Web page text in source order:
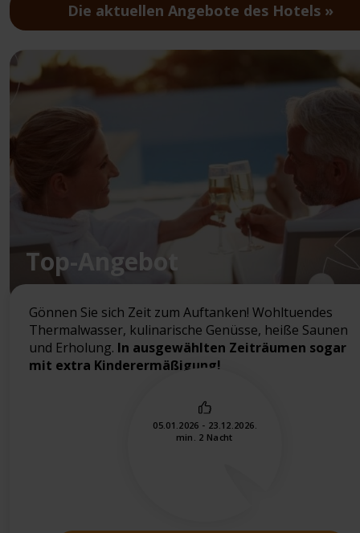
Die aktuellen Angebote des Hotels
Top-Angebot
Gönnen Sie sich Zeit zum Auftanken! Wohltuendes
Thermalwasser, kulinarische Genüsse, heiße Saunen
und Erholung. In ausgewählten Zeiträumen sogar
mit extra Kinderermäßigung!
05.01.2026 - 23.12.2026.
min. 2 Nacht